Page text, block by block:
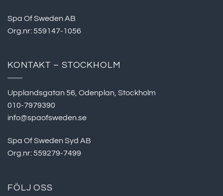
Spa Of Sweden AB
Org.nr: 559147-1056
KONTAKT – STOCKHOLM
Upplandsgatan 56, Odenplan, Stockholm
010-7979390
info@spaofsweden.se
Spa Of Sweden Syd AB
Org.nr: 559279-7499
FÖLJ OSS